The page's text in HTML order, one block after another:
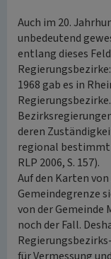
Auch im 20.
unbedeutend
entlang dieses
1968 gab es in
deren
regional bestimmt
RLP 2006, S. 157).
Auf den Karten
Gemeindegrenze
von der Gemeinde
noch der Fall.